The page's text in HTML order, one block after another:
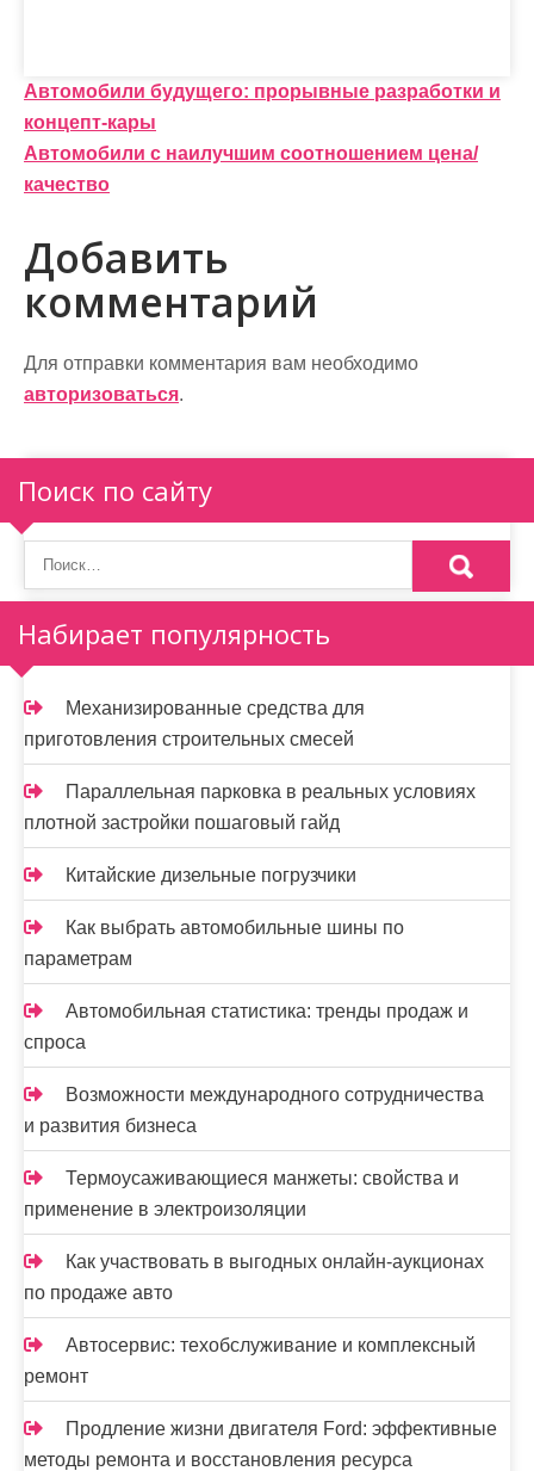
Н
а
в
и
г
а
ц
и
я
п
о
з
а
п
и
с
я
м
Автомобили будущего: прорывные разработки и
концепт-кары
Автомобили с наилучшим соотношением цена/
качество
Добавить
комментарий
Для отправки комментария вам необходимо
авторизоваться.
Поиск по сайту
Набирает популярность
Механизированные средства для
приготовления строительных смесей
Параллельная парковка в реальных условиях
плотной застройки пошаговый гайд
Китайские дизельные погрузчики
Как выбрать автомобильные шины по
параметрам
Автомобильная статистика: тренды продаж и
спроса
Возможности международного сотрудничества
и развития бизнеса
Термоусаживающиеся манжеты: свойства и
применение в электроизоляции
Как участвовать в выгодных онлайн-аукционах
по продаже авто
Автосервис: техобслуживание и комплексный
ремонт
Продление жизни двигателя Ford: эффективные
методы ремонта и восстановления ресурса